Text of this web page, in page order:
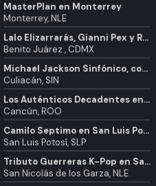
MasterPlan en Monterrey
Monterrey, NLE
Lalo Elizarrarás, Gianni Pex y Rulo Matías un SHOW PLBFM CDMX
Benito Juárez , CDMX
Michael Jackson Sinfónico, concierto con la OSSLA
Culiacán, SIN
Los Auténticos Decadentes en Cancún
Cancún, ROO
Camilo Septimo en San Luis Potosi
San Luis Potosí, SLP
Tributo Guerreras K-Pop en San Nicolás
San Nicolás de los Garza, NLE